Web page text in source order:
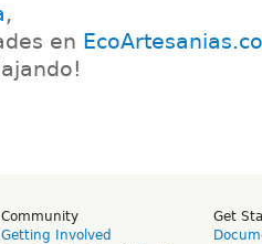
,
en
Community
Getting Involved
Get